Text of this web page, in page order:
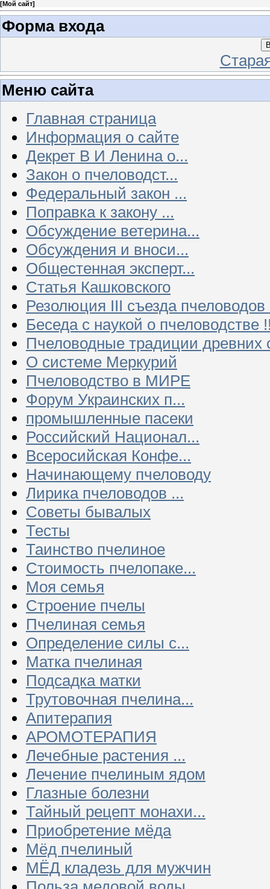
[Мой сайт]
Форма входа
Меню сайта
Главная страница
Информация о сайте
Декрет В И Ленина о...
Закон о пчеловодст...
Федеральный закон ...
Поправка к закону ...
Обсуждение ветерина...
Обсуждения и вноси...
Общестенная эксперт...
Статья Кашковского
Резолюция III съезда
Беседа с наукой о пчеловодстве
Пчеловодные традиции древних
О системе Меркурий
Пчеловодство в МИРЕ
Форум Украинских п...
промышленные пасеки
Российский Национал...
Всеросийская Конфе...
Начинающему пчеловоду
Лирика пчеловодов ...
Советы бывалых
Тесты
Таинство пчелиное
Стоимость пчелопаке...
Моя семья
Строение пчелы
Пчелиная семья
Определение силы с...
Матка пчелиная
Подсадка матки
Трутовочная пчелина...
Апитерапия
АРОМОТЕРАПИЯ
Лечебные растения ...
Лечение пчелиным ядом
Глазные болезни
Тайный рецепт монахи...
Приобретение мёда
Мёд пчелиный
МЁД кладезь для мужчин